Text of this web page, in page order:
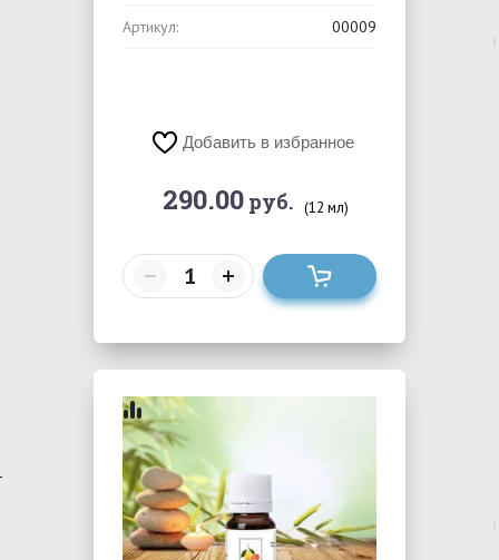
Артикул: 00009
Добавить в избранное
290.00руб. (12 мл)